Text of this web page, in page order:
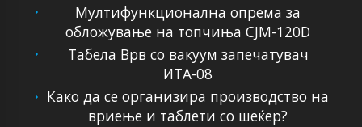
Мултифункционална опрема за
обложување на топчиња CJM-120D
Табела Врв со вакуум запечатувач
ИТА-08
Како да се организира производство на
вриење и таблети со шеќер?